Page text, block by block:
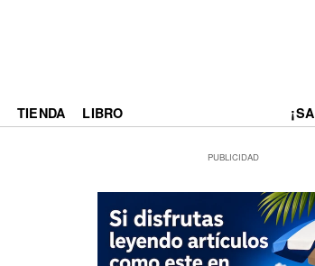
TIENDA LIBRO
PUBLICIDAD